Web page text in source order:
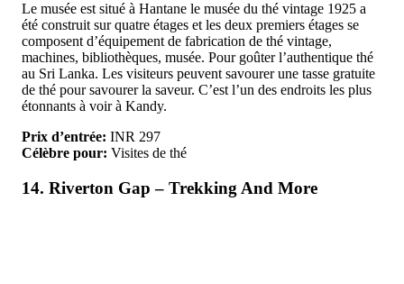
Le musée est situé à Hantane le musée du thé vintage 1925 a
été construit sur quatre étages et les deux premiers étages se
composent d’équipement de fabrication de thé vintage,
machines, bibliothèques, musée. Pour goûter l’authentique thé
au Sri Lanka. Les visiteurs peuvent savourer une tasse gratuite
de thé pour savourer la saveur. C’est l’un des endroits les plus
étonnants à voir à Kandy.
Prix d’entrée: INR 297
Célèbre pour: Visites de thé
14. Riverton Gap – Trekking And More